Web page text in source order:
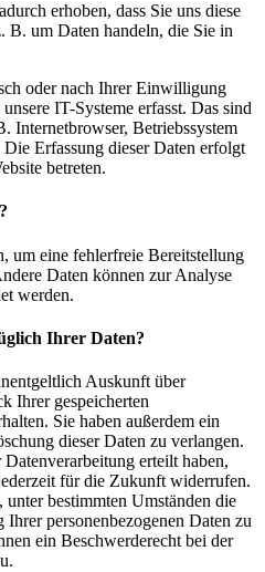
erhoben, dass Sie uns diese
B. um Daten handeln, die Sie in
oder nach Ihrer Einwilligung
IT-Systeme erfasst. Das sind
Internetbrowser, Betriebssystem
Erfassung dieser Daten erfolgt
betreten.
um eine fehlerfreie Bereitstellung
Daten können zur Analyse
werden.
Ihrer Daten?
Auskunft über
Ihrer gespeicherten
Sie haben außerdem ein
dieser Daten zu verlangen.
erteilt haben,
für die Zukunft widerrufen.
bestimmten Umständen die
personenbezogenen Daten zu
ein Beschwerderecht bei der